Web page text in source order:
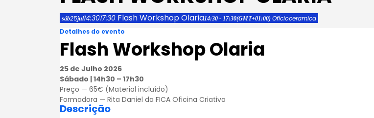
sáb25jul14:3017:30 Flash Workshop Olaria14:30 - 17:30(GMT+01:00) Ofícioceramica
Detalhes do evento
Flash Workshop Olaria
25 de Julho 2026
Sábado | 14h30 – 17h30
Preço — 65€ (Material incluído)
Formadora — Rita Daniel da FICA Oficina Criativa
Descrição